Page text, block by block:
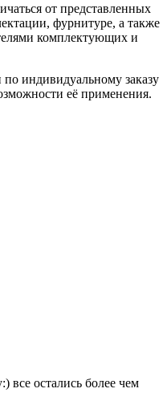
от представленных
фурнитуре, а также
комплектующих и
индивидуальному заказу
её применения.
все остались более чем